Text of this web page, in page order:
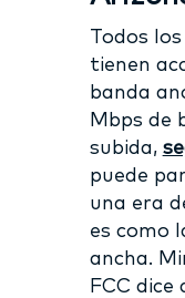
Todos
tienen
banda
Mbps de
subida,
puede
una era
es como
ancha.
FCC dice